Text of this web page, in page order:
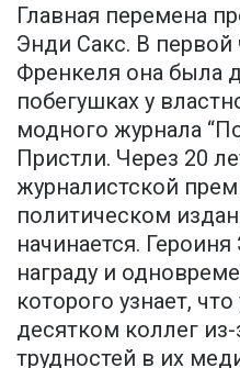
Главная перемена
Энди Сакс. В
Френкеля она была
побегушках у
модного журнала
Пристли. Через 20
журналистской
политическом
начинается.
награду и
которого узнает,
десятком коллег
трудностей в их